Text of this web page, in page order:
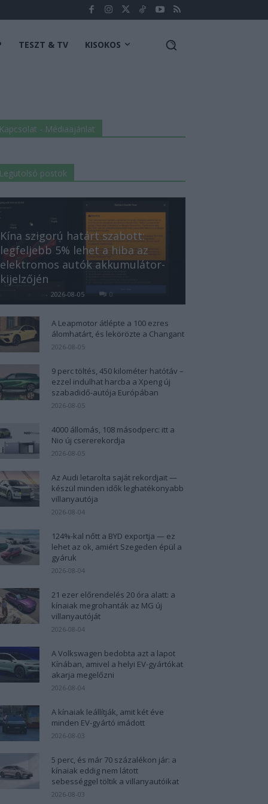
TESZT & TV KISOKOS
Kapcsolat - Médiaajánlat
Legutolsó postok
Kína szigorú határt szabott:
legfeljebb 5% lehet a hiba az
elektromos autók akkumulátor-
kijelzőjén
- 2026-08-05 0
A Leapmotor átlépte a 100 ezres
álomhatárt, és lekörözte a Changant
2026-08-05
9 perc töltés, 450 kilométer hatótáv –
ezzel indulhat harcba a Xpeng új
szabadidő-autója Európában
2026-08-05
4000 állomás, 108 másodperc: itt a
Nio új csererekordja
2026-08-05
Az Audi letarolta saját rekordjait —
készül minden idők leghatékonyabb
villanyautója
2026-08-04
124%-kal nőtt a BYD exportja — ez
lehet az ok, amiért Szegeden épül a
gyáruk
2026-08-04
21 ezer előrendelés 20 óra alatt: a
kínaiak megrohanták az MG új
villanyautóját
2026-08-04
A Volkswagen bedobta azt a lapot
Kínában, amivel a helyi EV-gyártókat
akarja megelőzni
2026-08-04
A kínaiak leállítják, amit két éve
minden EV-gyártó imádott
2026-08-03
5 perc, és már 70 százalékon jár: a
kínaiak eddig nem látott
sebességgel töltik a villanyautóikat
2026-08-03